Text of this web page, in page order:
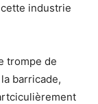
industrie
trompe de
barricade,